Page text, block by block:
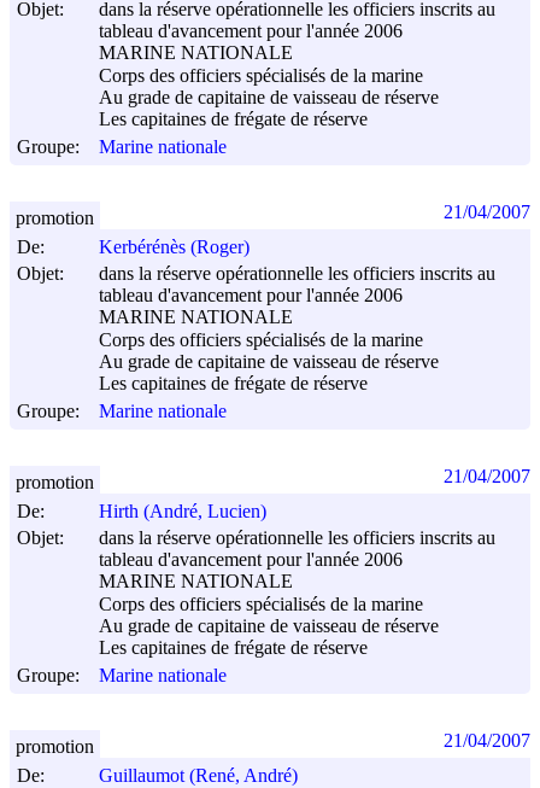
Objet:
dans la réserve opérationnelle les officiers inscrits au
tableau d'avancement pour l'année 2006
MARINE NATIONALE
Corps des officiers spécialisés de la marine
Au grade de capitaine de vaisseau de réserve
Les capitaines de frégate de réserve
Groupe:
Marine nationale
De:
Kerbérénès (Roger)
Objet:
dans la réserve opérationnelle les officiers inscrits au
tableau d'avancement pour l'année 2006
MARINE NATIONALE
Corps des officiers spécialisés de la marine
Au grade de capitaine de vaisseau de réserve
Les capitaines de frégate de réserve
Groupe:
Marine nationale
promotion 21/04/2007
De:
Hirth (André, Lucien)
Objet:
dans la réserve opérationnelle les officiers inscrits au
tableau d'avancement pour l'année 2006
MARINE NATIONALE
Corps des officiers spécialisés de la marine
Au grade de capitaine de vaisseau de réserve
Les capitaines de frégate de réserve
Groupe:
Marine nationale
promotion 21/04/2007
De:
Guillaumot (René, André)
promotion 21/04/2007